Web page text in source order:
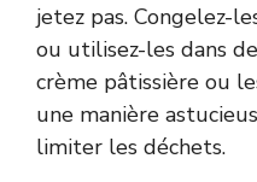
jetez pas. Congelez-
ou utilisez-les dans
crème pâtissière ou
une manière
limiter les déchets.